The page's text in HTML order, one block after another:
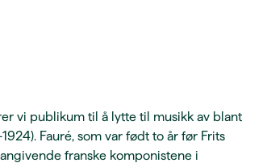
vi publikum til å lytte til musikk av blant
Fauré, som var født to år før Frits
franske komponistene i